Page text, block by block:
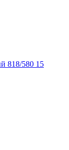
818/580 15